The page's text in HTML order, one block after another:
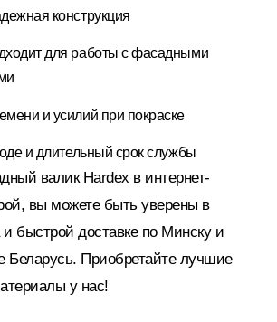
конструкция
для работы с фасадными
и усилий при покраске
и длительный срок службы
валик Hardex в интернет-
вы можете быть уверены в
и быстрой доставке по Минску и
Беларусь. Приобретайте лучшие
у нас!